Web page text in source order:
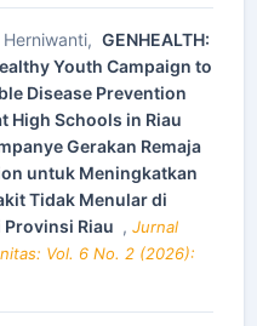
GENHEALTH:
Youth Campaign to
Disease Prevention
High Schools in Riau
Gerakan Remaja
untuk Meningkatkan
Tidak Menular di
Riau , Jurnal
Vol. 6 No. 2 (2026):